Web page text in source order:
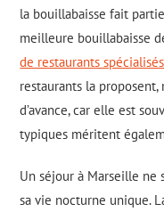
la bouillabaisse fait
meilleure bouillabaisse
de restaurants
restaurants la
d’avance, car elle est
typiques méritent
Un séjour à Marseille ne
sa vie nocturne unique.